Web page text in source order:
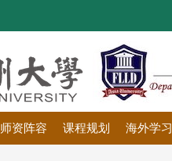
师资阵容 课程规划 海外学习